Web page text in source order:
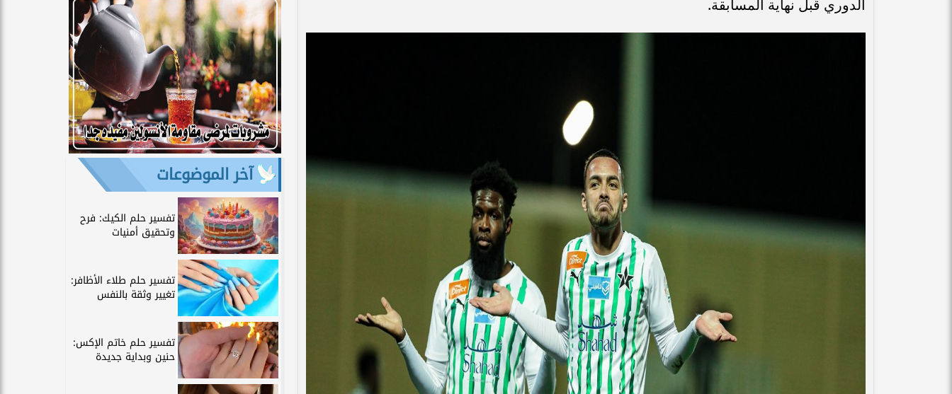
الدوري قبل نهاية المسابقة.
آخر الموضوعات
تفسير حلم الكيك: فرح
وتحقيق أمنيات
تفسير حلم طلاء الأظافر:
تغيير وثقة بالنفس
تفسير حلم خاتم الإكس:
حنين وبداية جديدة